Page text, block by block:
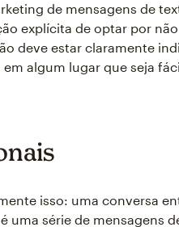
de mensagens de
explícita de optar por
deve estar claramente
algum lugar que seja
isso: uma conversa
uma série de mensagens